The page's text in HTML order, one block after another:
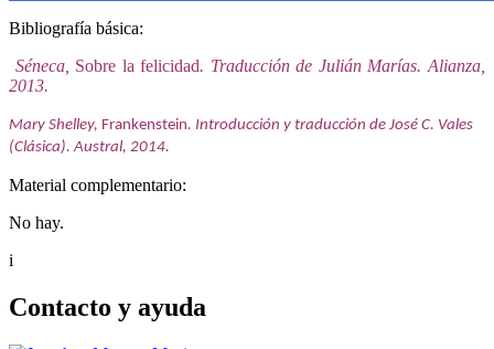
Bibliografía básica:
Séneca, Sobre la felicidad. Traducción de Julián Marías. Alianza,
2013.
Mary Shelley, Frankenstein. Introducción y traducción de José C. Vales
(Clásica).Austral, 2014.
Material complementario:
No hay.
i
Contacto y ayuda